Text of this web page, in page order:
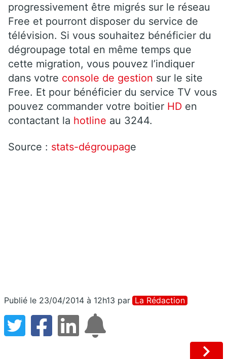
progressivement être migrés sur le réseau
Free et pourront disposer du service de
télévision. Si vous souhaitez bénéficier du
dégroupage total en même temps que
cette migration, vous pouvez l’indiquer
dans votre console de gestion sur le site
Free. Et pour bénéficier du service TV vous
pouvez commander votre boitier HD en
contactant la hotline au 3244.
Source : stats-dégroupage
Publié le 23/04/2014 à 12h13 par La Rédaction